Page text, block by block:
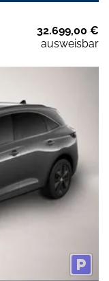
32.699,00 €
ausweisbar